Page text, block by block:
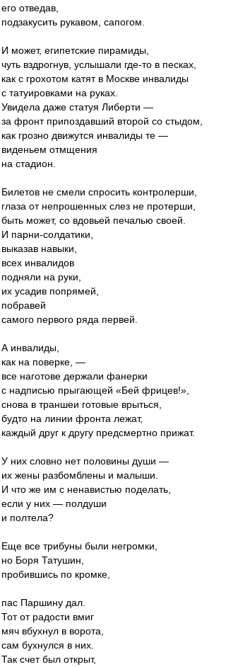
его отведав,
подзакусить рукавом, сапогом.
И может, египетские пирамиды,
чуть вздрогнув, услышали где-то в песках,
как с грохотом катят в Москве инвалиды
с татуировками на руках.
Увидела даже статуя Либерти —
за фронт припоздавший второй со стыдом,
как грозно движутся инвалиды те —
виденьем отмщения
на стадион.
Билетов не смели спросить контролерши,
глаза от непрошенных слез не протерши,
быть может, со вдовьей печалью своей.
И парни-солдатики,
выказав навыки,
всех инвалидов
подняли на руки,
их усадив попрямей,
побравей
самого первого ряда первей.
А инвалиды,
как на поверке, —
все наготове держали фанерки
с надписью прыгающей «Бей фрицев!»,
снова в траншеи готовые врыться,
будто на линии фронта лежат,
каждый друг к другу предсмертно прижат.
У них словно нет половины души —
их жены разбомблены и малыши.
И что же им с ненавистью поделать,
если у них — полдуши
и полтела?
Еще все трибуны были негромки,
но Боря Татушин,
пробившись по кромке,
пас Паршину дал.
Тот от радости вмиг
мяч вбухнул в ворота,
сам бухнулся в них.
Так счет был открыт,